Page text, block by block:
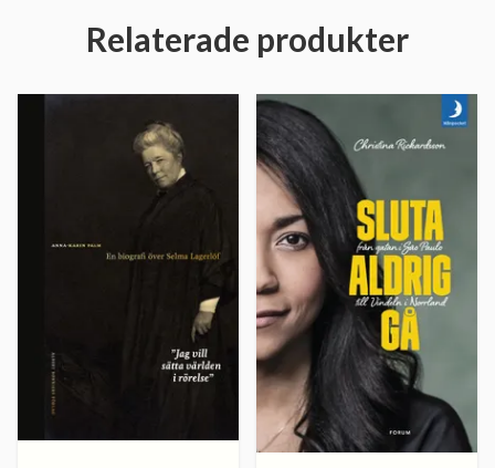
Relaterade produkter